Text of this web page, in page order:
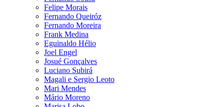
Felipe Morais
Fernando Queiróz
Fernando Moreira
Frank Medina
Eguinaldo Hélio
Joel Engel
Josué Gonçalves
Luciano Subirá
Magali e Sergio Leoto
Mari Mendes
Mário Moreno